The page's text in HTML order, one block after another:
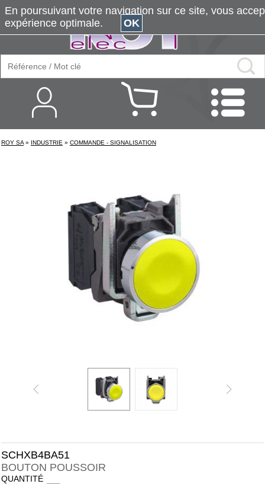
ROY SA » INDUSTRIE » COMMANDE - SIGNALISATION
SCHXB4BA51
BOUTON POUSSOIR
QUANTITÉ
En poursuivant votre navigation sur ce site, vous
expérience optimale.
OK